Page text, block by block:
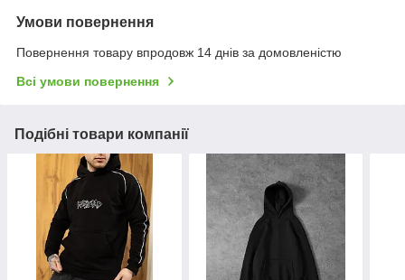
Умови повернення
Повернення товару впродовж 14 днів за домовленістю
Всі умови повернення
Подібні товари компанії